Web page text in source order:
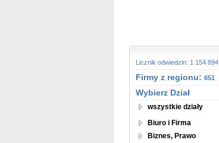
Licznik odwiedzin: 1 154 894
Firmy z regionu: 651
Wybierz Dział
wszystkie działy
Biuro i Firma
Biznes, Prawo